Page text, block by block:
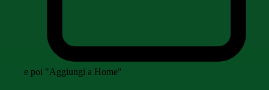
e poi "Aggiungi a Home"